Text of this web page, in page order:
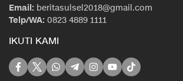
Email: beritasulsel2018@gmail.com
Telp/WA: 0823 4889 1111
IKUTI KAMI